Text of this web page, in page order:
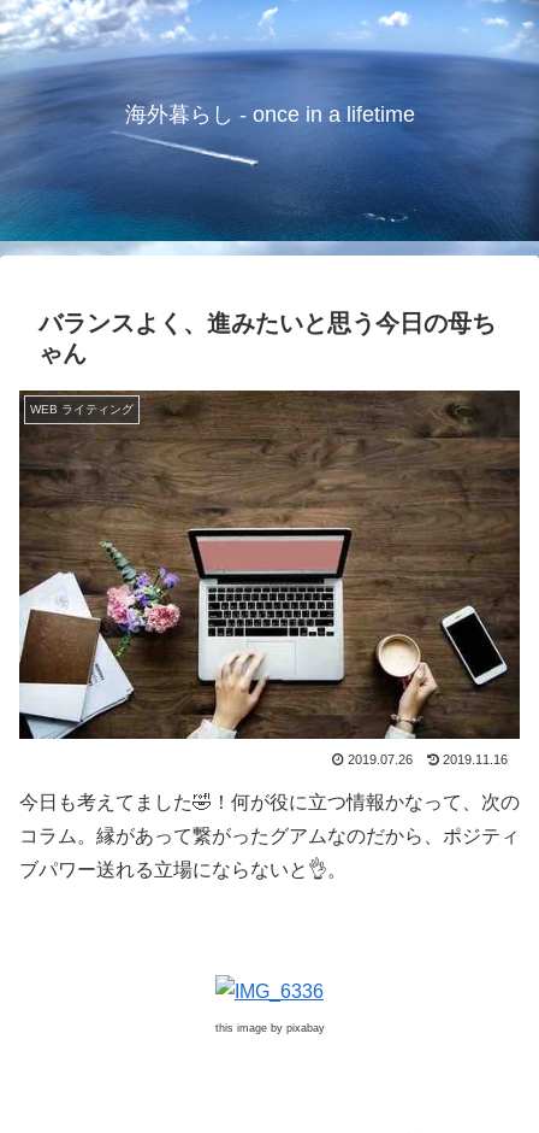
海外暮らし - once in a lifetime
バランスよく、進みたいと思う今日の母ち
ゃん
WEB ライティング
2019.07.26 2019.11.16
今日も考えてました🤣！何が役に立つ情報かなって、次の
コラム。縁があって繋がったグアムなのだから、ポジティ
ブパワー送れる立場にならないと👌。
this image by pixabay